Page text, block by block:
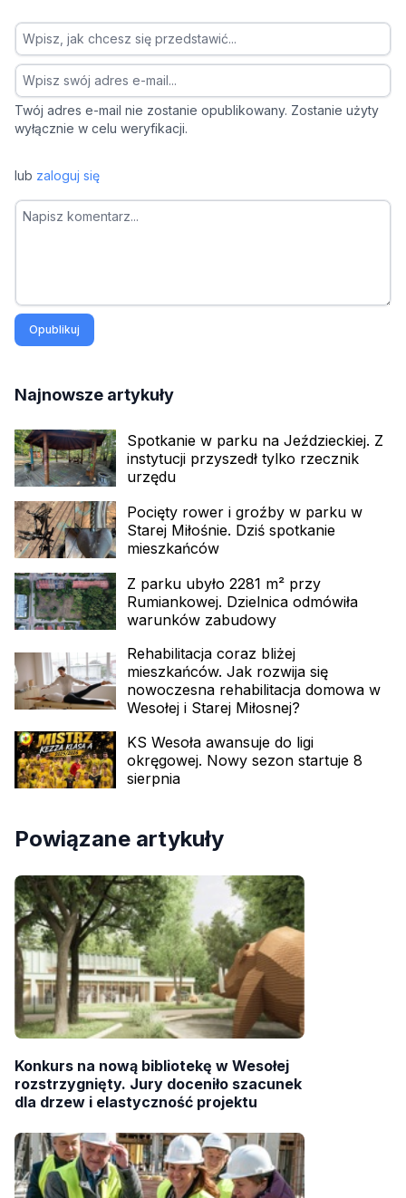
Twój adres e-mail nie zostanie opublikowany. Zostanie użyty
wyłącznie w celu weryfikacji.
lub zaloguj się
Opublikuj
Najnowsze artykuły
Spotkanie w parku na Jeździeckiej. Z
instytucji przyszedł tylko rzecznik
urzędu
Pocięty rower i groźby w parku w
Starej Miłośnie. Dziś spotkanie
mieszkańców
Z parku ubyło 2281 m² przy
Rumiankowej. Dzielnica odmówiła
warunków zabudowy
Rehabilitacja coraz bliżej
mieszkańców. Jak rozwija się
nowoczesna rehabilitacja domowa w
Wesołej i Starej Miłosnej?
KS Wesoła awansuje do ligi
okręgowej. Nowy sezon startuje 8
sierpnia
Powiązane artykuły
Konkurs na nową bibliotekę w Wesołej
rozstrzygnięty. Jury doceniło szacunek
dla drzew i elastyczność projektu